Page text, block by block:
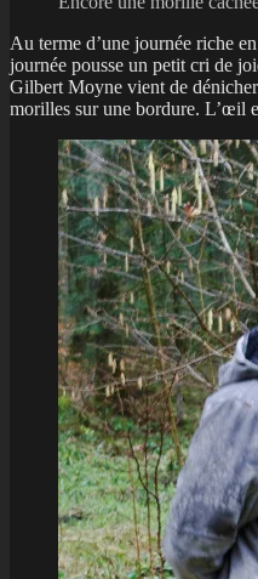
Au terme d’une journée riche
journée pousse un petit cri de
Gilbert Moyne vient de
morilles sur une bordure. L’œil